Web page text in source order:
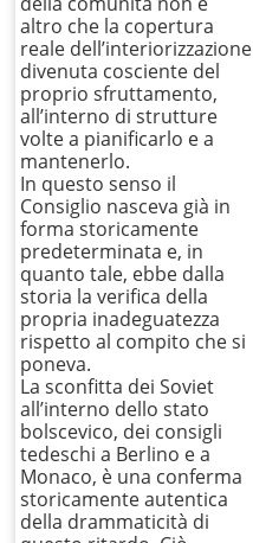
altro che la copertura
reale dell’interiorizzazione
divenuta cosciente del
proprio sfruttamento,
all’interno di strutture
volte a pianificarlo e a
mantenerlo.
In questo senso il
Consiglio nasceva già in
forma storicamente
predeterminata e, in
quanto tale, ebbe dalla
storia la verifica della
propria inadeguatezza
rispetto al compito che si
poneva.
La sconfitta dei Soviet
all’interno dello stato
bolscevico, dei consigli
tedeschi a Berlino e a
Monaco, è una conferma
storicamente autentica
della drammaticità di